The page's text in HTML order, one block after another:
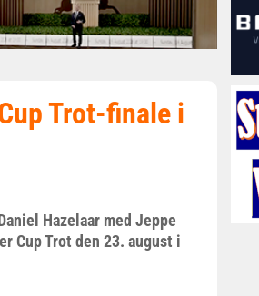
Trot-finale i
Hazelaar med Jeppe
Cup Trot den 23. august i